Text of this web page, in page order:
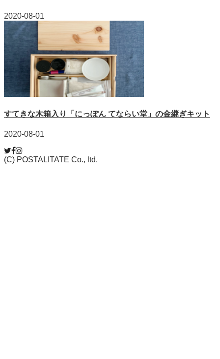
2020-08-01
すてきな木箱入り「にっぽん てならい堂」の金継ぎキット
2020-08-01
(C) POSTALITATE Co., ltd.